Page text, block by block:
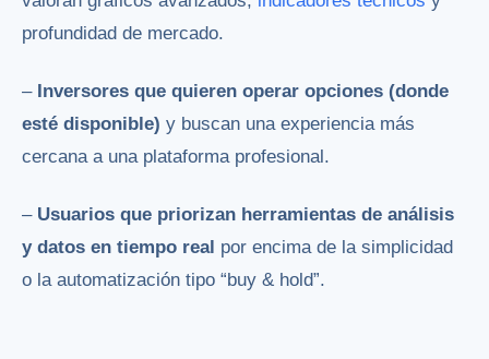
profundidad de mercado.
– Inversores que quieren operar opciones (donde
esté disponible) y buscan una experiencia más
cercana a una plataforma profesional.
– Usuarios que priorizan herramientas de análisis
y datos en tiempo real por encima de la simplicidad
o la automatización tipo “buy & hold”.